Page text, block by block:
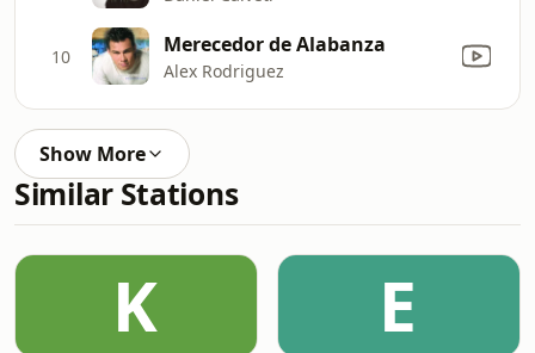
10 Merecedor de Alabanza
Alex Rodriguez
Show More
Similar Stations
K E